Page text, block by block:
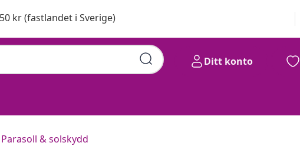
kr (fastlandet i Sverige)
Ditt konto
Parasoll & solskydd